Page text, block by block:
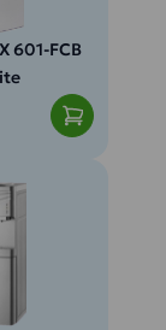
601-FCB